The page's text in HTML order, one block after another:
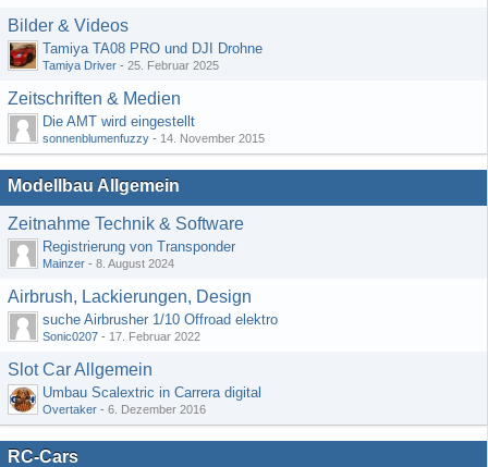
Bilder & Videos
Tamiya TA08 PRO und DJI Drohne
Tamiya Driver - 25. Februar 2025
Zeitschriften & Medien
Die AMT wird eingestellt
sonnenblumenfuzzy - 14. November 2015
Modellbau Allgemein
Zeitnahme Technik & Software
Registrierung von Transponder
Mainzer - 8. August 2024
Airbrush, Lackierungen, Design
suche Airbrusher 1/10 Offroad elektro
Sonic0207 - 17. Februar 2022
Slot Car Allgemein
Umbau Scalextric in Carrera digital
Overtaker - 6. Dezember 2016
RC-Cars